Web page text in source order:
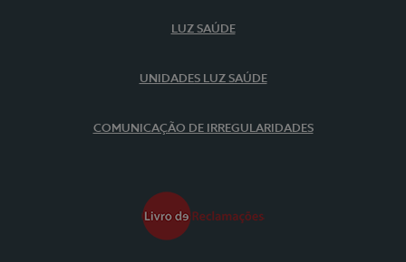
LUZ SAÚDE
UNIDADES LUZ SAÚDE
COMUNICAÇÃO DE IRREGULARIDADES